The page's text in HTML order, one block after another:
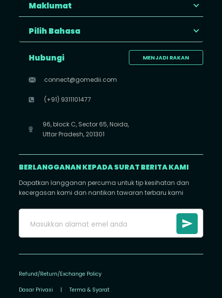
Maklumat
Pilih Bahasa
MENJADI RAKAN
Hubungi
connect@gomedii.com
(+91) 9311101477
96, block C, Sector 65, Noida,
Uttar Pradesh, 201301
BERLANGGANAN KEPADA SURAT BERITA KAMI
Dapatkan langganan percuma untuk tip kesihatan dan
kecergasan kami dan nantikan tawaran terbaru kami
Refund/Return/Exchange Policy
Dasar Privasi | Terma & Syarat